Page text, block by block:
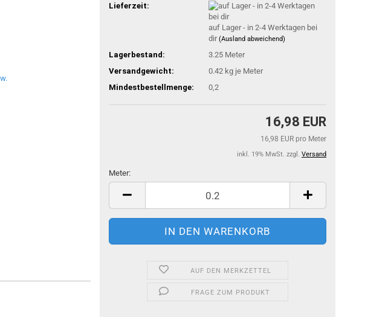
Lieferzeit:
auf Lager - in 2-4 Werktagen bei
dir(Ausland abweichend)
Lagerbestand: 3.25 Meter
Versandgewicht:
0.42 kg je Meter
Mindestbestellmenge:
0,2
16,98 EUR
16,98 EUR pro Meter
inkl. 19% MwSt. zzgl. Versand
Meter:
Meter
AUF DEN MERKZETTEL
FRAGE ZUM PRODUKT